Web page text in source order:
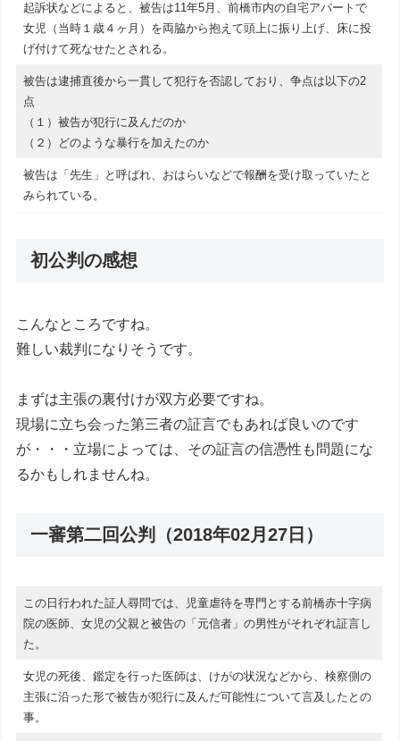
起訴状などによると、被告は11年5月、前橋市内の自宅アパートで
女児（当時１歳４ヶ月）を両脇から抱えて頭上に振り上げ、床に投
げ付けて死なせたとされる。
被告は逮捕直後から一貫して犯行を否認しており、争点は以下の2
点
（１）被告が犯行に及んだのか
（２）どのような暴行を加えたのか
被告は「先生」と呼ばれ、おはらいなどで報酬を受け取っていたと
みられている。
初公判の感想
こんなところですね。
難しい裁判になりそうです。
まずは主張の裏付けが双方必要ですね。
現場に立ち会った第三者の証言でもあれば良いのです
が・・・立場によっては、その証言の信憑性も問題にな
るかもしれませんね。
一審第二回公判（2018年02月27日）
この日行われた証人尋問では、児童虐待を専門とする前橋赤十字病
院の医師、女児の父親と被告の「元信者」の男性がそれぞれ証言し
た。
女児の死後、鑑定を行った医師は、けがの状況などから、検察側の
主張に沿った形で被告が犯行に及んだ可能性について言及したとの
事。